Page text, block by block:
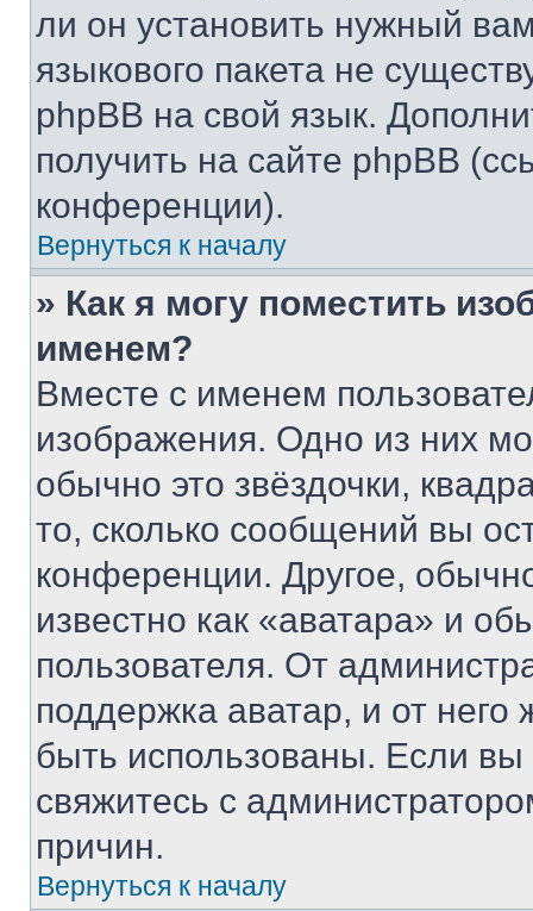
ли он установить нужный
языкового пакета не
phpBB на свой язык.
получить на сайте phpBB
конференции).
Вернуться к началу
» Как я могу поместить
именем?
Вместе с именем
изображения. Одно из них
обычно это звёздочки,
то, сколько сообщений вы
конференции. Другое,
известно как «аватара» и
пользователя. От
поддержка аватар, и от него
быть использованы. Если
свяжитесь с
причин.
Вернуться к началу